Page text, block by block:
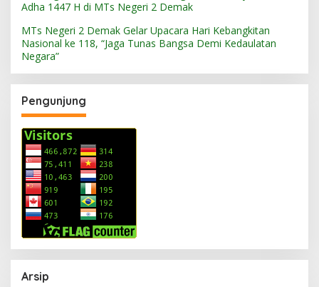
Adha 1447 H di MTs Negeri 2 Demak
MTs Negeri 2 Demak Gelar Upacara Hari Kebangkitan
Nasional ke 118, “Jaga Tunas Bangsa Demi Kedaulatan
Negara”
Pengunjung
Arsip